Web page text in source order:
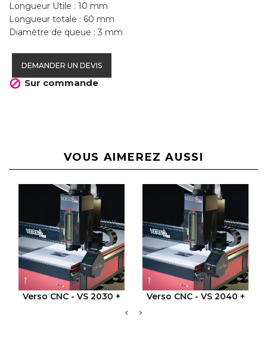
Longueur Utile : 10 mm
Longueur totale : 60 mm
Diamètre de queue : 3 mm
DEMANDER UN DEVIS
 Sur commande
VOUS AIMEREZ AUSSI
VOIR LE PRODUIT
Verso CNC - VS 2030 + VOIR LE PRODUIT
Verso CNC - VS 2040 +